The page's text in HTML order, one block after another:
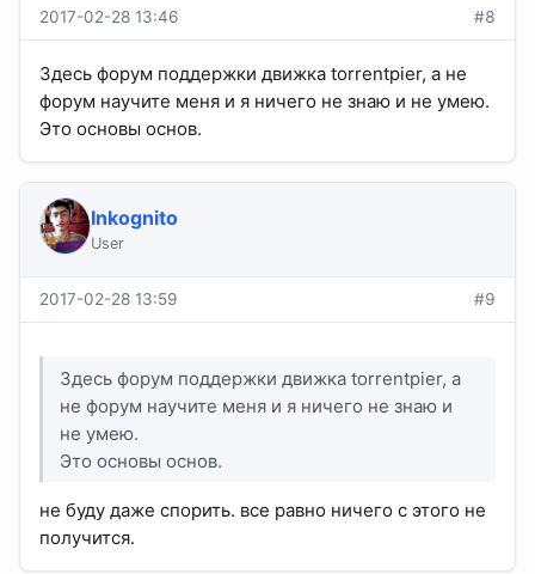
2017-02-28 13:46 #8
Здесь форум поддержки движка torrentpier, а не
форум научите меня и я ничего не знаю и не умею.
Это основы основ.
Inkognito
User
2017-02-28 13:59 #9
Здесь форум поддержки движка torrentpier, а
не форум научите меня и я ничего не знаю и
не умею.
Это основы основ.
не буду даже спорить. все равно ничего с этого не
получится.